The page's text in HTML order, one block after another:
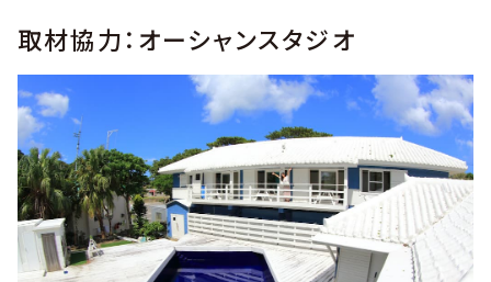
取材協力：オーシャンスタジオ